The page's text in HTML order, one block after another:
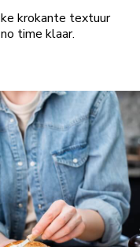
krokante textuur
time klaar.